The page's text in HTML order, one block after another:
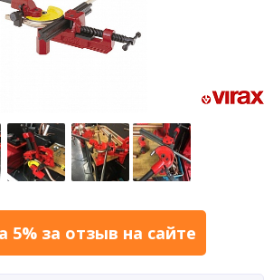
5% за отзыв на сайте